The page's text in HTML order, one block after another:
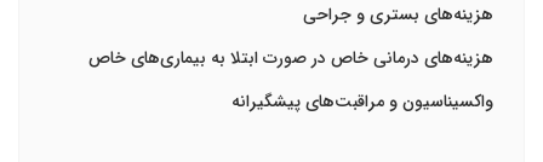
هزینه‌های بستری و جراحی
هزینه‌های درمانی خاص در صورت ابتلا به بیماری‌های خاص
واکسیناسیون و مراقبت‌های پیشگیرانه